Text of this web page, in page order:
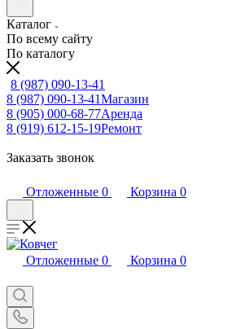
Каталог
По всему сайту
По каталогу
8 (987) 090-13-41
8 (987) 090-13-41Магазин
8 (905) 000-68-77Аренда
8 (919) 612-15-19Ремонт
Заказать звонок
Отложенные 0 Корзина 0
Отложенные 0 Корзина 0